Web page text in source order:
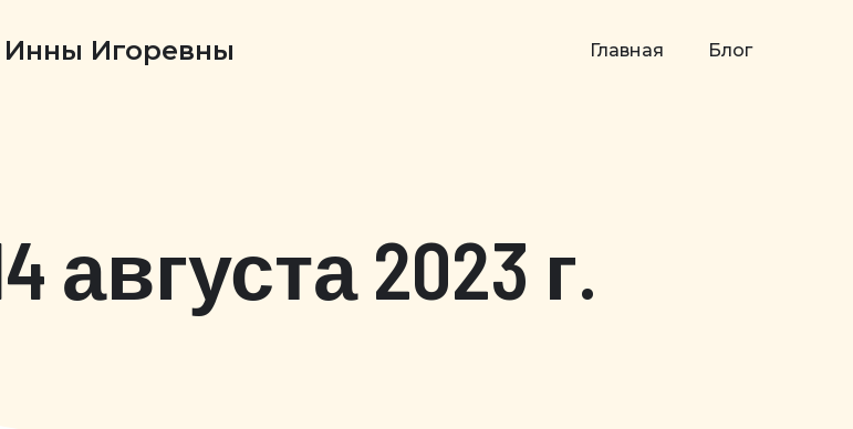
Инны Игоревны Главная Блог
августа 2023 г.